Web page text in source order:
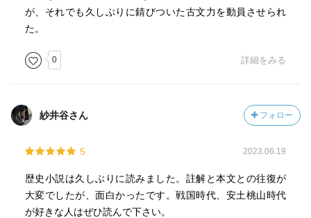
が、それでも久しぶりに錆びついた古文力を動員させられ
た。
0 詳細をみる
紗井谷さん フォロー
5 2023.06.19
歴史小説は久しぶりに読みました。註解と本文との往復が
大変でしたが、面白かったです。戦国時代、安土桃山時代
が好きな人はぜひ読んで下さい。